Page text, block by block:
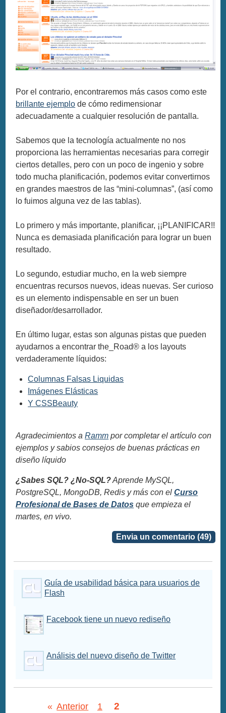
Por el contrario, encontraremos más casos como este
brillante ejemplo de cómo redimensionar
adecuadamente a cualquier resolución de pantalla.
Sabemos que la tecnología actualmente no nos
proporciona las herramientas necesarias para corregir
ciertos detalles, pero con un poco de ingenio y sobre
todo mucha planificación, podemos evitar convertirnos
en grandes maestros de las “mini-columnas”, (así como
lo fuimos alguna vez de las tablas).
Lo primero y más importante, planificar, ¡¡PLANIFICAR!!
Nunca es demasiada planificación para lograr un buen
resultado.
Lo segundo, estudiar mucho, en la web siempre
encuentras recursos nuevos, ideas nuevas. Ser curioso
es un elemento indispensable en ser un buen
diseñador/desarrollador.
En último lugar, estas son algunas pistas que pueden
ayudarnos a encontrar the_Road® a los layouts
verdaderamente líquidos:
Columnas Falsas Liquidas
Imágenes Elásticas
Y CSSBeauty
Agradecimientos aRamm por completar el artículo con
ejemplos y sabios consejos de buenas prácticas en
diseño líquido
¿Sabes SQL? ¿No-SQL?Aprende MySQL,
PostgreSQL, MongoDB, Redis y más con elCurso
Profesional de Bases de Datos que empieza el
martes, en vivo.
Envia un comentario (49)
Guía de usabilidad básica para usuarios de
Flash
Facebook tiene un nuevo rediseño
Análisis del nuevo diseño de Twitter
« Anterior 1 2